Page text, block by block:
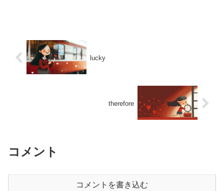
lucky
therefore
コメント
コメントを書き込む